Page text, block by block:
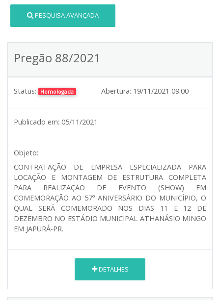
PESQUISA AVANÇADA
Pregão 88/2021
Status: Homologada Abertura: 19/11/2021 09:00
Publicado em: 05/11/2021
Objeto:
CONTRATAÇÃO DE EMPRESA ESPECIALIZADA PARA
LOCAÇÃO E MONTAGEM DE ESTRUTURA COMPLETA
PARA REALIZAÇÃO DE EVENTO (SHOW) EM
COMEMORAÇÃO AO 57º ANIVERSÁRIO DO MUNICÍPIO, O
QUAL SERÁ COMEMORADO NOS DIAS 11 E 12 DE
DEZEMBRO NO ESTÁDIO MUNICIPAL ATHANÁSIO MINGO
EM JAPURÁ-PR.
DETALHES